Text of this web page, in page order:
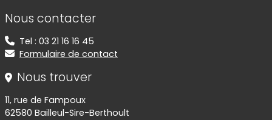
Informations de contact
Nous contacter
Tel : 03 21 16 16 45
Formulaire de contact
Nous trouver
11, rue de Fampoux
62580 Bailleul-Sire-Berthoult